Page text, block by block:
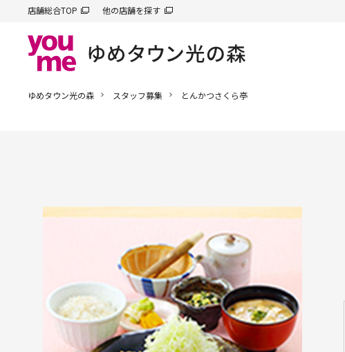
店舗総合TOP 他の店舗を探す
ゆめタウン光の森 スタッフ募集 とんかつさくら亭